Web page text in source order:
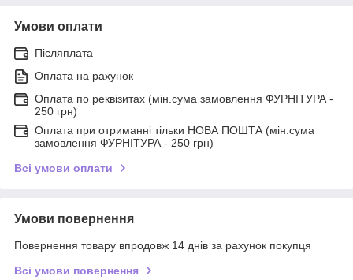
Умови оплати
Післяплата
Оплата на рахунок
Оплата по реквізитах (мін.сума замовлення ФУРНІТУРА -
250 грн)
Оплата при отриманні тільки НОВА ПОШТА (мін.сума
замовлення ФУРНІТУРА - 250 грн)
Всі умови оплати
Умови повернення
Повернення товару впродовж 14 днів за рахунок покупця
Всі умови повернення